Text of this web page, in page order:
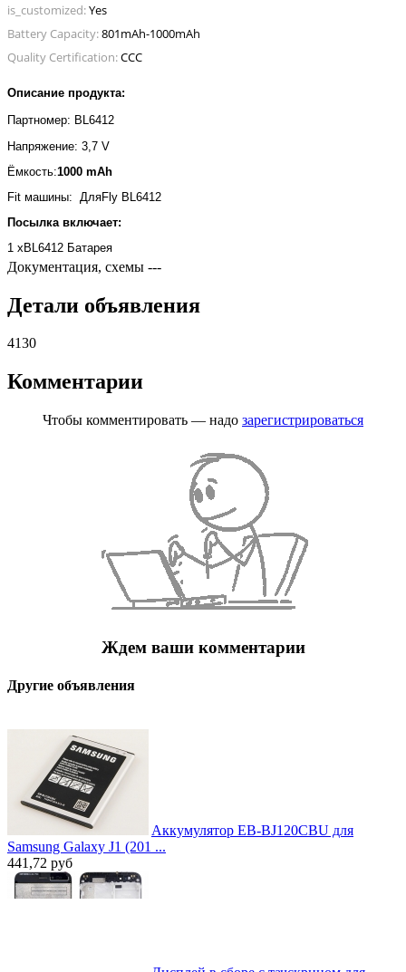
is_customized:Yes
Battery Capacity:801mAh-1000mAh
Quality Certification:CCC
Описание продукта:
Партномер: BL6412
Напряжение: 3,7 V
Ёмкость:1000 mAh
Fit машины: ДляFly BL6412
Посылка включает:
1 xBL6412 Батарея
Документация, схемы ---
Детали объявления
4130
Комментарии
Чтобы комментировать — надо зарегистрироваться
Ждем ваши комментарии
Другие объявления
Аккумулятор EB-BJ120CBU для
Samsung Galaxy J1 (201 ...
441,72 руб